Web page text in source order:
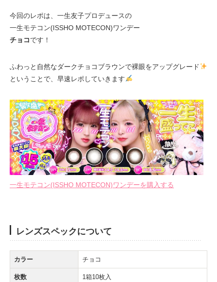
今回のレポは、一生友子プロデュースの
一生モテコン(ISSHO MOTECON)ワンデー
チョコです！
ふわっと自然なダークチョコブラウンで裸眼をアップグレード
ということで、早速レポしていきます
一生モテコン(ISSHO MOTECON)ワンデーを購入する
レンズスペックについて
カラー チョコ
枚数 1箱10枚入